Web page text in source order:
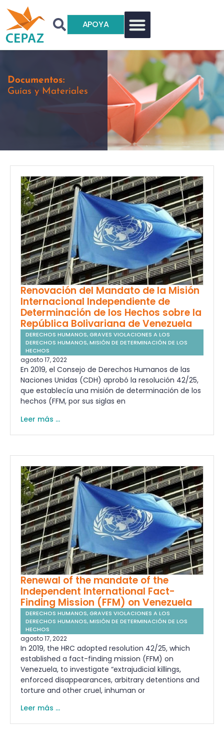
APOYA
Documentos:
Guías y Materiales
Renovación del Mandato de la Misión
Internacional Independiente de
Determinación de los Hechos sobre la
República Bolivariana de Venezuela
DERECHOS HUMANOS,GRAVES VIOLACIONES A LOS
DERECHOS HUMANOS,MISIÓN DE DETERMINACIÓN DE LOS
HECHOS
agosto 17, 2022
En 2019, el Consejo de Derechos Humanos de las
Naciones Unidas (CDH) aprobó la resolución 42/25,
que establecía una misión de determinación de los
hechos (FFM, por sus siglas en
Leer más ...
Renewal of the mandate of the
Independent International Fact-
Finding Mission (FFM) on Venezuela
DERECHOS HUMANOS,GRAVES VIOLACIONES A LOS
DERECHOS HUMANOS,MISIÓN DE DETERMINACIÓN DE LOS
HECHOS
agosto 17, 2022
In 2019, the HRC adopted resolution 42/25, which
established a fact-finding mission (FFM) on
Venezuela, to investigate “extrajudicial killings,
enforced disappearances, arbitrary detentions and
torture and other cruel, inhuman or
Leer más ...